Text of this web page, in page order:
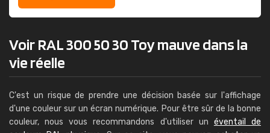
Voir RAL 300 50 30 Toy mauve dans la
vie réelle
C'est un risque de prendre une décision basée sur l'affichage
d'une couleur sur un écran numérique. Pour être sûr de la bonne
couleur, nous vous recommandons d'utiliser un éventail de